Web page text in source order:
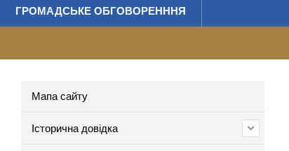
ГРОМАДСЬКЕ ОБГОВОРЕНННЯ
Мапа сайту
Історична довідка